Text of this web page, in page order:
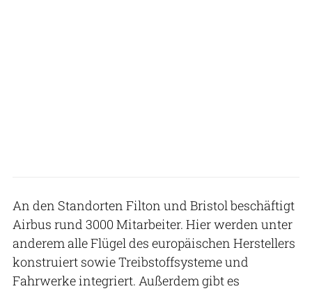
An den Standorten Filton und Bristol beschäftigt
Airbus rund 3000 Mitarbeiter. Hier werden unter
anderem alle Flügel des europäischen Herstellers
konstruiert sowie Treibstoffsysteme und
Fahrwerke integriert. Außerdem gibt es